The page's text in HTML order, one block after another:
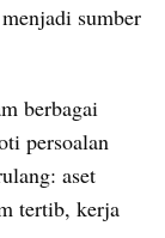
sumber
berbagai
persoalan
aset
tertib, kerja